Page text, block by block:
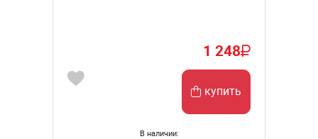
1 248
купить
В наличии: